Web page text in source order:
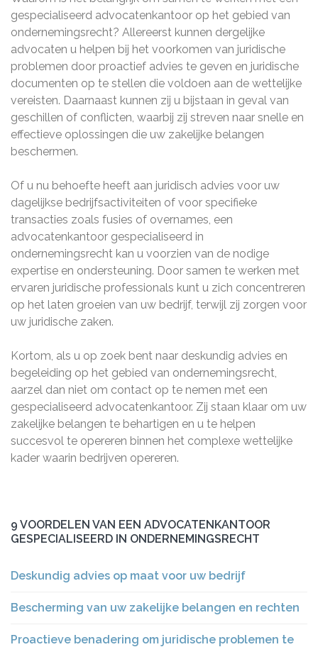
gespecialiseerd advocatenkantoor op het gebied van
ondernemingsrecht? Allereerst kunnen dergelijke
advocaten u helpen bij het voorkomen van juridische
problemen door proactief advies te geven en juridische
documenten op te stellen die voldoen aan de wettelijke
vereisten. Daarnaast kunnen zij u bijstaan in geval van
geschillen of conflicten, waarbij zij streven naar snelle en
effectieve oplossingen die uw zakelijke belangen
beschermen.
Of u nu behoefte heeft aan juridisch advies voor uw
dagelijkse bedrijfsactiviteiten of voor specifieke
transacties zoals fusies of overnames, een
advocatenkantoor gespecialiseerd in
ondernemingsrecht kan u voorzien van de nodige
expertise en ondersteuning. Door samen te werken met
ervaren juridische professionals kunt u zich concentreren
op het laten groeien van uw bedrijf, terwijl zij zorgen voor
uw juridische zaken.
Kortom, als u op zoek bent naar deskundig advies en
begeleiding op het gebied van ondernemingsrecht,
aarzel dan niet om contact op te nemen met een
gespecialiseerd advocatenkantoor. Zij staan klaar om uw
zakelijke belangen te behartigen en u te helpen
succesvol te opereren binnen het complexe wettelijke
kader waarin bedrijven opereren.
9 VOORDELEN VAN EEN ADVOCATENKANTOOR
GESPECIALISEERD IN ONDERNEMINGSRECHT
Deskundig advies op maat voor uw bedrijf
Bescherming van uw zakelijke belangen en rechten
Proactieve benadering om juridische problemen te